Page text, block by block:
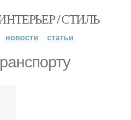
/ СТИЛЬ
новости статьи